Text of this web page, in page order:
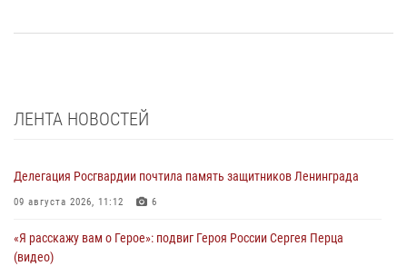
ЛЕНТА НОВОСТЕЙ
Делегация Росгвардии почтила память защитников Ленинграда
09 августа 2026, 11:12 6
«Я расскажу вам о Герое»: подвиг Героя России Сергея Перца
(видео)